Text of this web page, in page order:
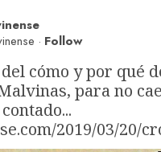
· Follow
cómo y por qué
para no
2019/03/20/